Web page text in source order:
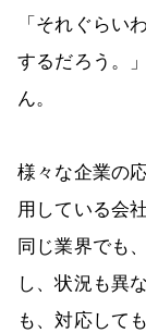
「それぐらい
するだろう。
ん。
様々な企業の
用している会
同じ業界でも
し、状況も異
も、対応して